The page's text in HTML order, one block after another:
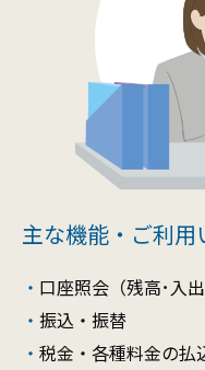
主な機能・ご利
口座照会（残高･入出
振込・振替
税金・各種料金の払